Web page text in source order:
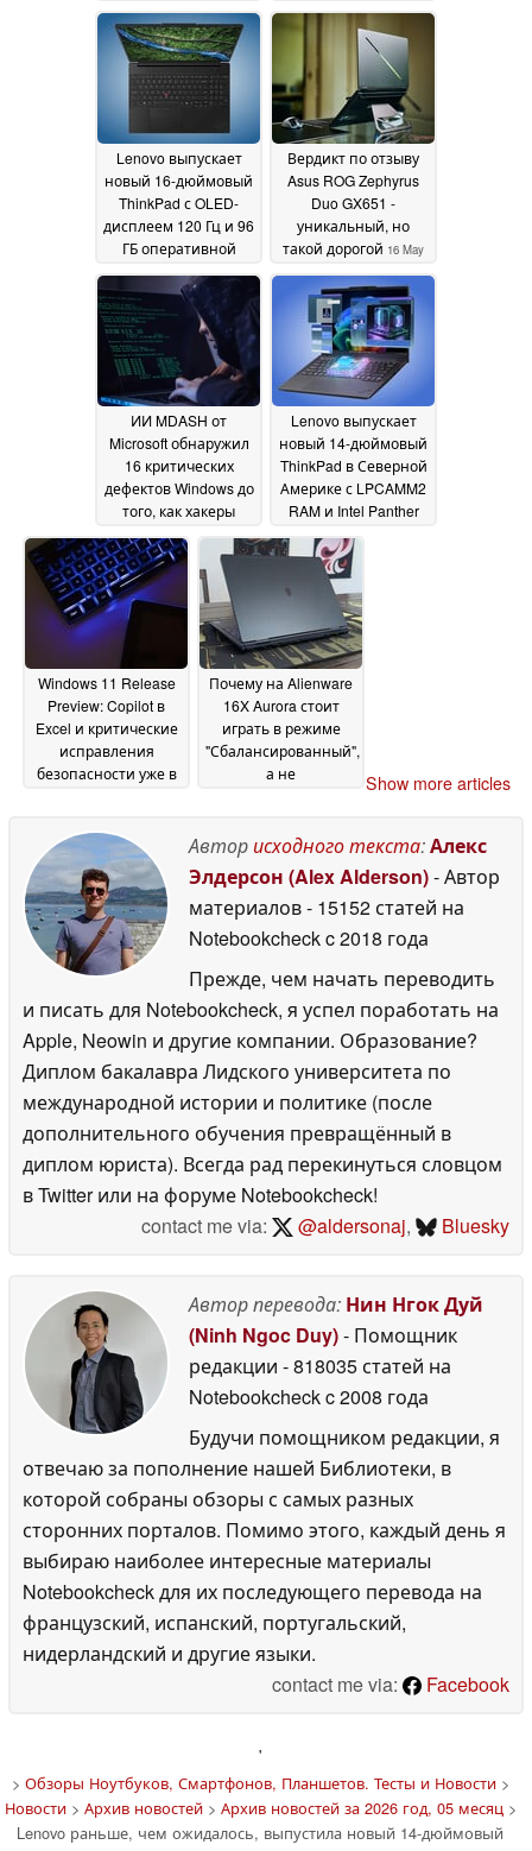
17 May 2026
увеличенной
производительностью
320 Вт и 4K Mini LED
дисплеем16 May 2026
Lenovo выпускает
новый 16-дюймовый
ThinkPad с OLED-
дисплеем 120 Гц и 96
ГБ оперативной
16
May 2026
Вердикт по отзыву
Asus ROG Zephyrus
Duo GX651 -
уникальный, но
такой дорогой 16 May
2026
ИИ MDASH от
Microsoft обнаружил
16 критических
дефектов Windows до
того, как хакеры
использовать
16 May
2026
Lenovo выпускает
новый 14-дюймовый
ThinkPad в Северной
Америке с LPCAMM2
RAM и Intel Panther
15 May 2026
Windows 11 Release
Preview: Copilot в
Excel и критические
исправления
безопасности уже в
Почему на Alienware
16X Aurora стоит
играть в режиме
"Сбалансированный",
а не
Show more articles
Авторисходного текста:Алекс
Элдерсон (Alex Alderson)- Автор
материалов- 15152 статей на
Notebookcheckc 2018 года
Прежде, чем начать переводить
и писать для Notebookcheck, я успел поработать на
Apple, Neowin и другие компании. Образование?
Диплом бакалавра Лидского университета по
международной истории и политике (после
дополнительного обучения превращённый в
диплом юриста). Всегда рад перекинуться словцом
в Twitter или на форуме Notebookcheck!
contact me via:
@aldersonaj, Bluesky
Автор перевода: Нин Нгок Дуй
(Ninh Ngoc Duy)- Помощник
редакции - 818035 статей на
Notebookcheckc 2008 года
Будучи помощником редакции, я
отвечаю за пополнение нашей Библиотеки, в
которой собраны обзоры с самых разных
сторонних порталов. Помимо этого, каждый день я
выбираю наиболее интересные материалы
Notebookcheck для их последующего перевода на
французский, испанский, португальский,
нидерландский и другие языки.
contact me via:
Facebook
'
> Обзоры Ноутбуков, Смартфонов, Планшетов. Тесты и Новости>
Новости> Архив новостей> Архив новостей за 2026 год, 05 месяц >
Lenovo раньше, чем ожидалось, выпустила новый 14-дюймовый